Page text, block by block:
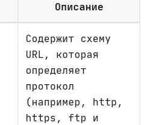
Описание
Содержит схему
URL, которая
определяет
протокол
(например, http,
https, ftp и